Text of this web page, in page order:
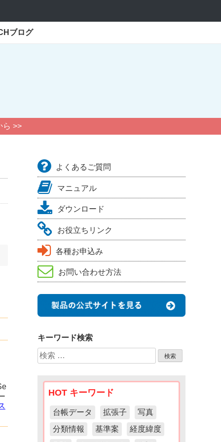
ブログ
ら >>
よくあるご質問
マニュアル
ダウンロード
お役立ちリンク
各種お申込み
お問い合わせ方法
キーワード検索
検
索:
HOT キーワード
台帳データ 拡張子
写真
分類情報
基準案
経度緯度